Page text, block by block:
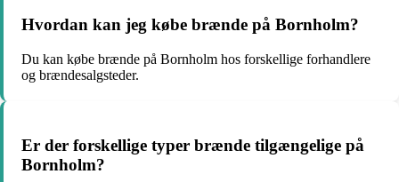
Hvordan kan jeg købe brænde på Bornholm?
Du kan købe brænde på Bornholm hos forskellige forhandlere
og brændesalgsteder.
Er der forskellige typer brænde tilgængelige på
Bornholm?